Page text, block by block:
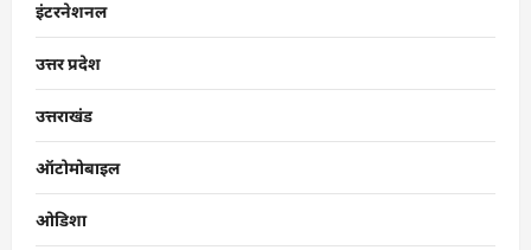
इंटरनेशनल
उत्तर प्रदेश
उत्तराखंड
ऑटोमोबाइल
ओडिशा